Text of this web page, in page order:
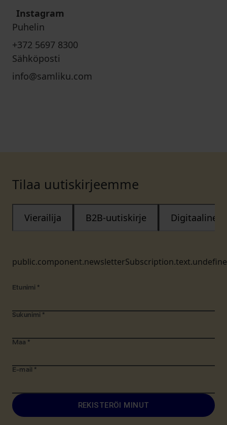
Instagram
Puhelin
+372 5697 8300
Sähköposti
info@samliku.com
Tilaa uutiskirjeemme
Vierailija B2B-uutiskirje Digitaalinen
Etunimi *
Sukunimi *
Maa *
E-mail *
REKISTERÖI MINUT